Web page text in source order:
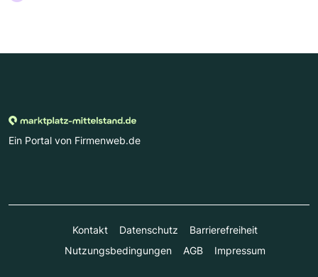
Ein Portal von Firmenweb.de
Kontakt Datenschutz
Barrierefreiheit
Nutzungsbedingungen
AGB Impressum